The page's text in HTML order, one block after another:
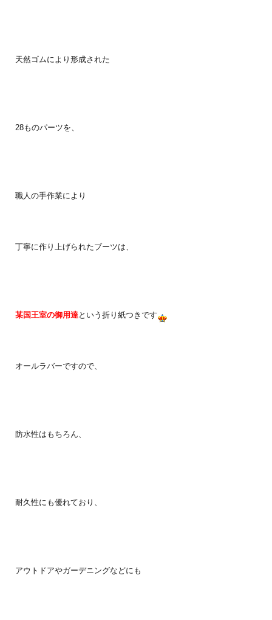
天然ゴムにより形成された
28ものパーツを、
職人の手作業により
丁寧に作り上げられたブーツは、
某国王室の御用達という折り紙つきです
オールラバーですので、
防水性はもちろん、
耐久性にも優れており、
アウトドアやガーデニングなどにも